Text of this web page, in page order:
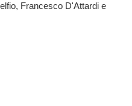
Francesco D'Attardi e